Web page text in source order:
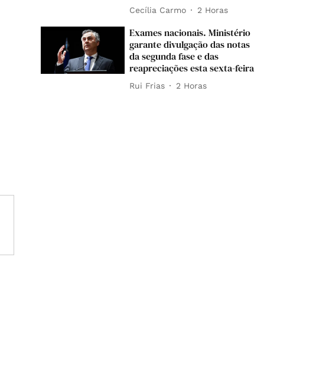
Cecília Carmo 2 Horas
Exames nacionais. Ministério
garante divulgação das notas
da segunda fase e das
reapreciações esta sexta-feira
Rui Frias 2 Horas